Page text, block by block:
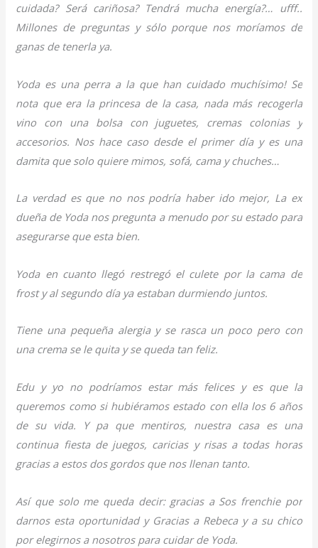
cuidada? Será cariñosa? Tendrá mucha energía?… ufff..
Millones de preguntas y sólo porque nos moríamos de
ganas de tenerla ya.
Yoda es una perra a la que han cuidado muchísimo! Se
nota que era la princesa de la casa, nada más recogerla
vino con una bolsa con juguetes, cremas colonias y
accesorios. Nos hace caso desde el primer día y es una
damita que solo quiere mimos, sofá, cama y chuches…
La verdad es que no nos podría haber ido mejor, La ex
dueña de Yoda nos pregunta a menudo por su estado para
asegurarse que esta bien.
Yoda en cuanto llegó restregó el culete por la cama de
frost y al segundo día ya estaban durmiendo juntos.
Tiene una pequeña alergia y se rasca un poco pero con
una crema se le quita y se queda tan feliz.
Edu y yo no podríamos estar más felices y es que la
queremos como si hubiéramos estado con ella los 6 años
de su vida. Y pa que mentiros, nuestra casa es una
continua fiesta de juegos, caricias y risas a todas horas
gracias a estos dos gordos que nos llenan tanto.
Así que solo me queda decir: gracias a Sos frenchie por
darnos esta oportunidad y Gracias a Rebeca y a su chico
por elegirnos a nosotros para cuidar de Yoda.